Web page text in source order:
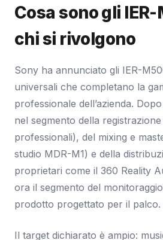
Cosa sono gli
chi si rivolgono
Sony ha annunciato gli IER-
universali che completano la
professionale dell’azienda.
nel segmento della
professionali), del mixing e
studio MDR-M1) e della
proprietari come il 360 Reality
ora il segmento del
prodotto progettato per il palco.
Il target dichiarato è ampio: